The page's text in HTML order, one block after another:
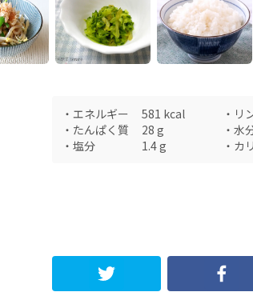
・ エネルギー 581 kcal ・ リ
・ たんぱく質 28 g ・ 水
・ 塩分 1.4g ・ カ